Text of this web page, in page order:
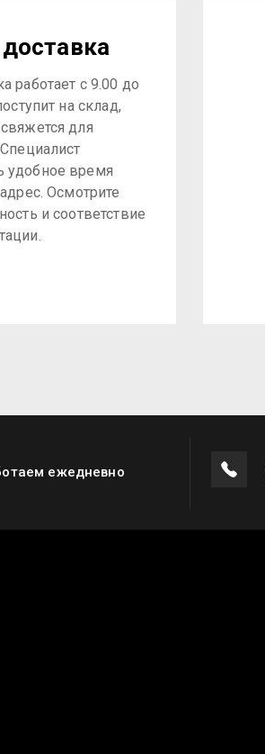
работает с 9.00 до
на склад,
для
удобное время
Осмотрите
и соответствие
ежедневно